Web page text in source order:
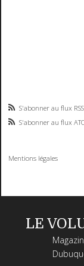
S'abonner au flux RSS
S'abonner au flux
Mentions légales
LE